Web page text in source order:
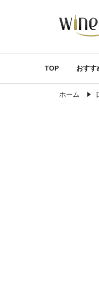
TOP おすす
ホーム